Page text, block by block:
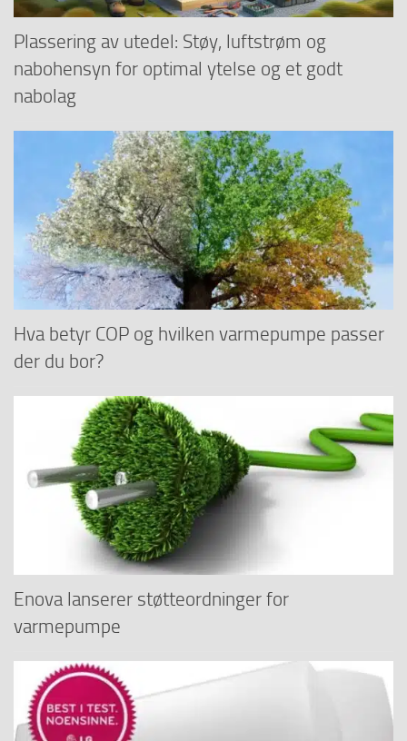
Plassering av utedel: Støy, luftstrøm og
nabohensyn for optimal ytelse og et godt
nabolag
Hva betyr COP og hvilken varmepumpe passer
der du bor?
Enova lanserer støtteordninger for
varmepumpe